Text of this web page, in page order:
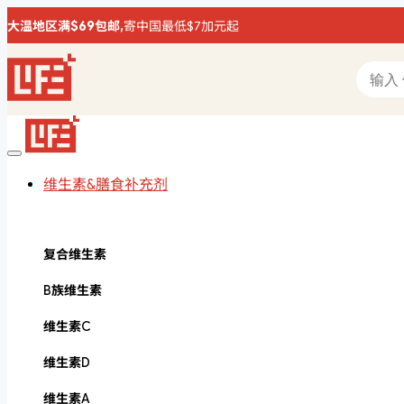
大温地区满$69包邮,寄中国最低$7加元起
维生素&膳食补充剂
复合维生素
B族维生素
维生素C
维生素D
维生素A